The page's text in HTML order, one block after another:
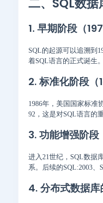
二、SQL数
1. 早期阶段（
SQL的起源可以追溯到
着SQL语言的正式诞生。
2. 标准化阶段（
1986年，美国国家标准
92，这是对SQL语言的
3. 功能增强阶段
进入21世纪，SQL数据
系。后续的SQL:2003、
4. 分布式数据库